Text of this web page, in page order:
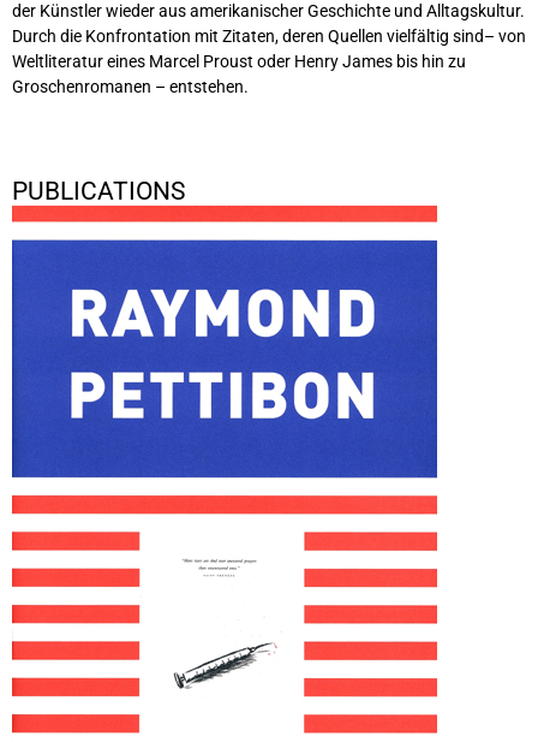
der Künstler wieder aus amerikanischer Geschichte und Alltagskultur.
Durch die Konfrontation mit Zitaten, deren Quellen vielfältig sind– von
Weltliteratur eines Marcel Proust oder Henry James bis hin zu
Groschenromanen – entstehen.
PUBLICATIONS